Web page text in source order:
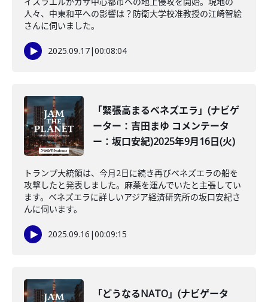
人々、中東和平への影響は？防衛大学校准教授の江崎智絵
さんに伺いました。
2025.09.17|00:08:04
「緊張高まるベネズエラ」(ナビゲ
ーター：吉田まゆ コメンテータ
ー：坂口安紀)2025年9月16日(火)
トランプ大統領は、今月2日に続き再びベネズエラの船を
攻撃したと発表しました。麻薬を運んでいたと主張してい
ます。ベネズエラに詳しいアジア経済研究所の坂口安紀さ
んに伺います。
2025.09.16 |00:09:15
「どうなるNATO」(ナビゲータ